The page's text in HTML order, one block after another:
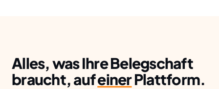
Alles, was Ihre Belegschaft
braucht, aufeinerPlattform.